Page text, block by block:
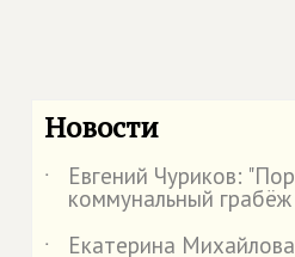
Новости
˙ Евгений Чуриков:
коммунальный
˙
Екатерина